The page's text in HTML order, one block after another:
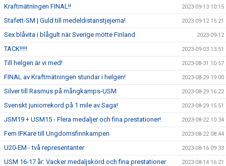
Kraftmätningen FINAL!! 2023-09-13 10:15
Stafett-SM | Guld till medeldistanstjejerna! 2023-09-12 15:21
Sex blåvita i blågult när Sverige mötte Finland 2023-09-12
TACK!!!!! 2023-09-03 13:51
Till helgen är vi med! 2023-08-31 10:57
FINAL av Kraftmätningen stundar i helgen! 2023-08-29 19:00
Silver till Rasmus på mångkamps-USM 2023-08-29 16:22
Svenskt juniorrekord på 1 mile av Saga! 2023-08-29 15:51
JSM19 + USM15 - Flera medaljer och fina prestationer! 2023-08-22 10:34
Fem IFKare till Ungdomsfinnkampen 2023-08-22 08:44
U20-EM - två representanter 2023-08-16 09:33
USM 16-17 år: Vacker medaljskörd och fina prestationer 2023-08-14 16:21